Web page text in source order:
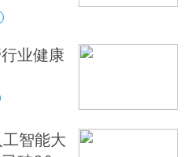
业健康
智能大